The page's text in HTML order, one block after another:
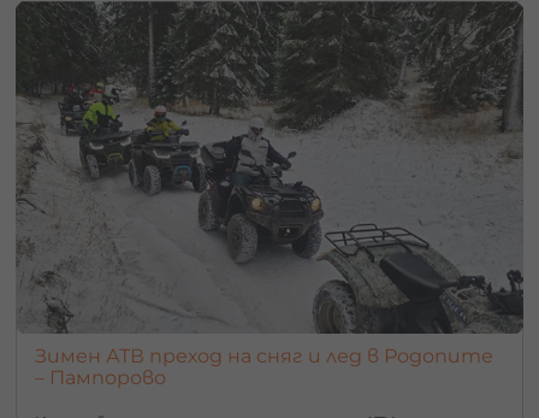
Зимен АТВ преход на сняг и лед в Родопите
– Пампорово